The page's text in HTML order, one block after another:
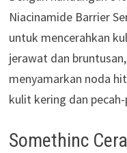
Niacinamide Barrier
untuk mencerahkan
jerawat dan
menyamarkan noda
kulit kering dan pecah-
Somethinc